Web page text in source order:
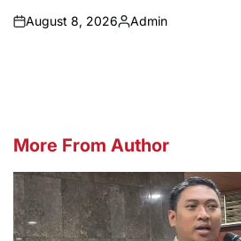
on
August 8, 2026
Posted
Admin
More From Author